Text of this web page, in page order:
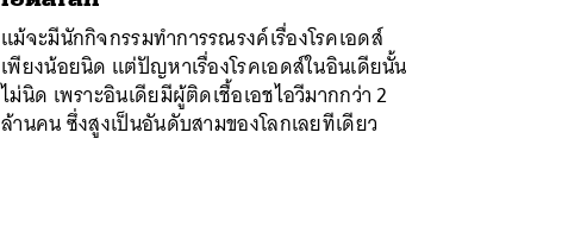
แม้จะมีนักกิจกรรมทำการรณรงค์เรื่องโรคเอดส์
เพียงน้อยนิด แต่ปัญหาเรื่องโรคเอดส์ในอินเดียนั้น
ไม่นิด เพราะอินเดียมีผู้ติดเชื้อเอชไอวีมากกว่า 2
ล้านคน ซึ่งสูงเป็นอันดับสามของโลกเลยทีเดียว